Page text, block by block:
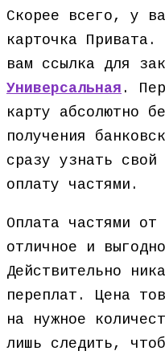
Скорее всего, у
карточка
вам ссылка для
Универсальная .
карту абсолютно
получения
сразу узнать свой
оплату частями.
Оплата частями от
отличное и
Действительно
переплат. Цена
на нужное
лишь следить,